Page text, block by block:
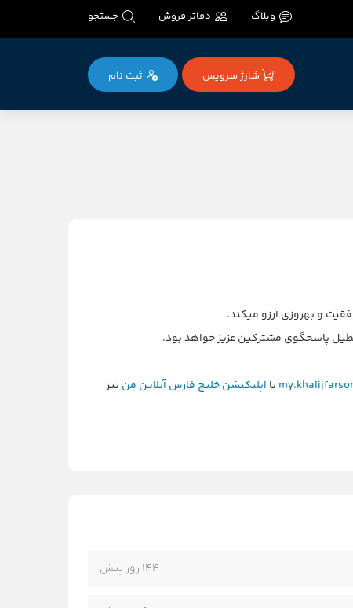
وبلاگ دفاتر فروش جستجو
شارژ سرویس ثبت‌ نام
پاسخگوی مشترکین عزیز خواهد بود.
یا اپلیکیشن خلیج فارس آنلاین من نیز
144 روز پیش